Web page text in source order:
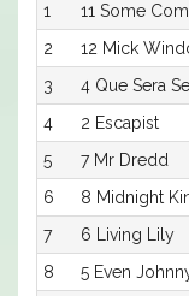
1
11 Some
2
12 Mick
3
4 Que Sera
4
2 Escapist
5
7 Mr Dredd
6
8 Midnight
7
6 Living Lily
8
5 Even